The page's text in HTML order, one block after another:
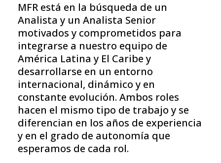
MFR está en la búsqueda de un
Analista y un Analista Senior
motivados y comprometidos para
integrarse a nuestro equipo de
América Latina y El Caribe y
desarrollarse en un entorno
internacional, dinámico y en
constante evolución. Ambos roles
hacen el mismo tipo de trabajo y se
diferencian en los años de experiencia
y en el grado de autonomía que
esperamos de cada rol.